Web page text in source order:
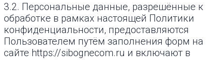
3.2. Персональные данные, разрешённые к
обработке в рамках настоящей Политики
конфиденциальности, предоставляются
Пользователем путём заполнения форм на
сайте https://sibognecom.ru и включают в